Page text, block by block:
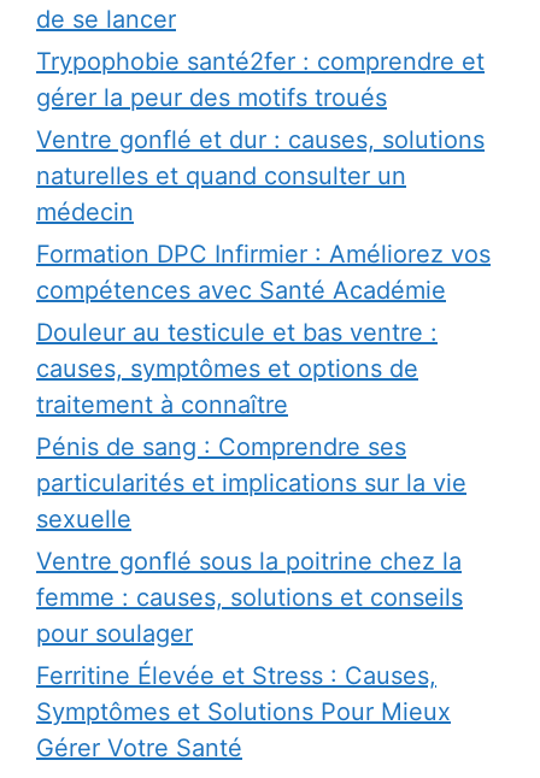
de se lancer
Trypophobie santé2fer : comprendre et
gérer la peur des motifs troués
Ventre gonflé et dur : causes, solutions
naturelles et quand consulter un
médecin
Formation DPC Infirmier : Améliorez vos
compétences avec Santé Académie
Douleur au testicule et bas ventre :
causes, symptômes et options de
traitement à connaître
Pénis de sang : Comprendre ses
particularités et implications sur la vie
sexuelle
Ventre gonflé sous la poitrine chez la
femme : causes, solutions et conseils
pour soulager
Ferritine Élevée et Stress : Causes,
Symptômes et Solutions Pour Mieux
Gérer Votre Santé